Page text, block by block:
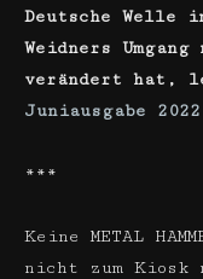
Deutsche Welle
Weidners
verändert hat,
Juniausgabe 2022
***
Keine METAL
nicht zum Kiosk